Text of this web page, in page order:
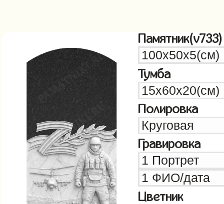
Памятник(v733)
Тумба
Полировка
Гравировка
Цветник